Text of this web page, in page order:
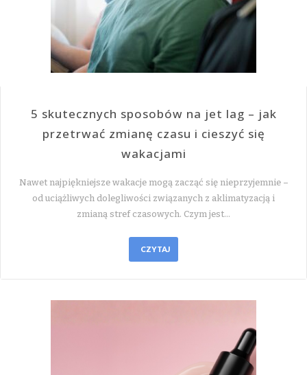
5 skutecznych sposobów na jet lag – jak
przetrwać zmianę czasu i cieszyć się
wakacjami
Nawet najpiękniejsze wakacje mogą zacząć się nieprzyjemnie –
od uciążliwych dolegliwości związanych z aklimatyzacją i
zmianą stref czasowych. Czym jest…
CZYTAJ